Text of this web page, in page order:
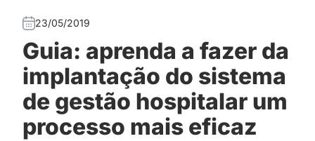
23/05/2019
Guia: aprenda a fazer da
implantação do sistema
de gestão hospitalar um
processo mais eficaz